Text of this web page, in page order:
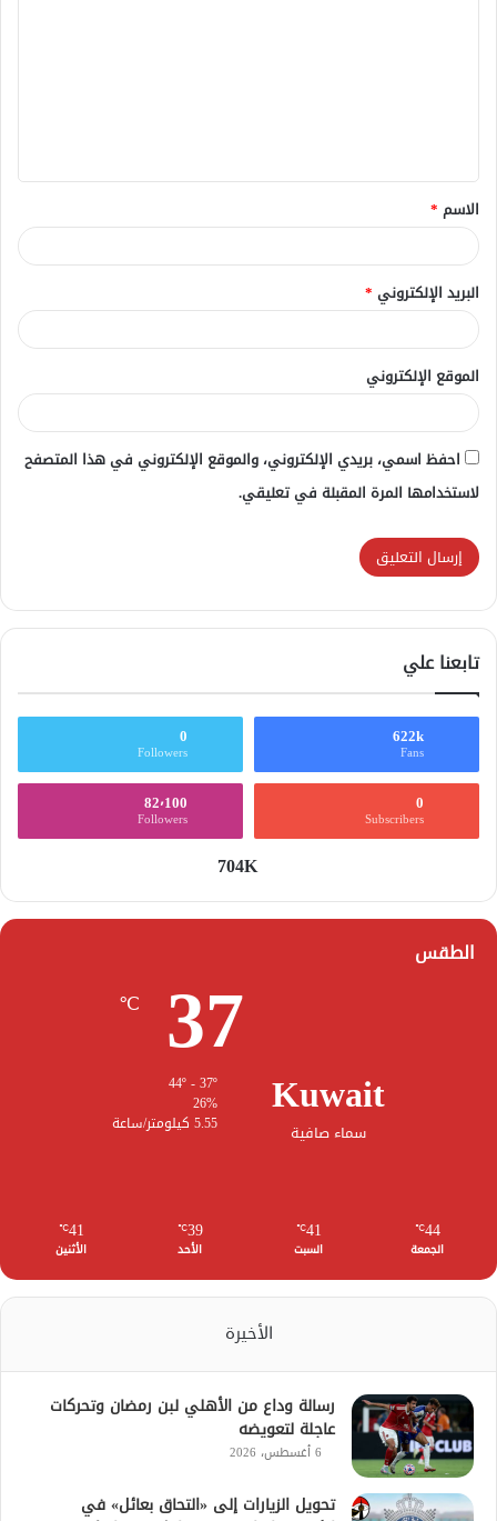
ق
*
الاسم *
البريد الإلكتروني *
الموقع الإلكتروني
احفظ اسمي، بريدي الإلكتروني، والموقع الإلكتروني في هذا المتصفح
لاستخدامها المرة المقبلة في تعليقي.
تابعنا علي
622k
Fans
0
Followers
0
Subscribers
82٬100
Followers
704K
الطقس
Kuwait
سماء صافية
37
℃
26%
5.55 كيلومتر/ساعة
44
℃
الجمعة
41
℃
السبت
39
℃
الأحد
41
℃
الأثنين
الأخيرة
رسالة وداع من الأهلي لبن رمضان وتحركات
عاجلة لتعويضه
6 أغسطس، 2026
تحويل الزيارات إلى «التحاق بعائل» في